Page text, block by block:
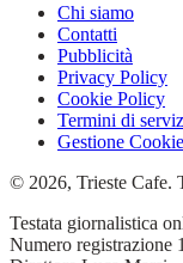
Chi siamo
Contatti
Pubblicità
Privacy Policy
Cookie Policy
Termini di
Gestione Cookie
© 2026, Trieste Cafe.
Testata giornalistica
Numero registrazione